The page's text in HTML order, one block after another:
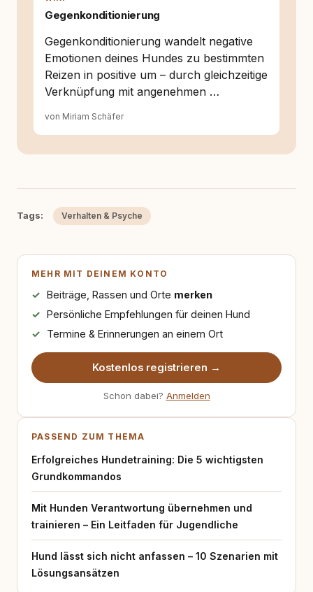
Gegenkonditionierung
Gegenkonditionierung wandelt negative
Emotionen deines Hundes zu bestimmten
Reizen in positive um – durch gleichzeitige
Verknüpfung mit angenehmen …
von Miriam Schäfer
Tags: Verhalten & Psyche
MEHR MIT DEINEM KONTO
Beiträge, Rassen und Orte merken
Persönliche Empfehlungen für deinen Hund
Termine & Erinnerungen an einem Ort
Kostenlos registrieren →
Schon dabei? Anmelden
PASSEND ZUM THEMA
Erfolgreiches Hundetraining: Die 5 wichtigsten
Grundkommandos
Mit Hunden Verantwortung übernehmen und
trainieren – Ein Leitfaden für Jugendliche
Hund lässt sich nicht anfassen – 10 Szenarien mit
Lösungsansätzen